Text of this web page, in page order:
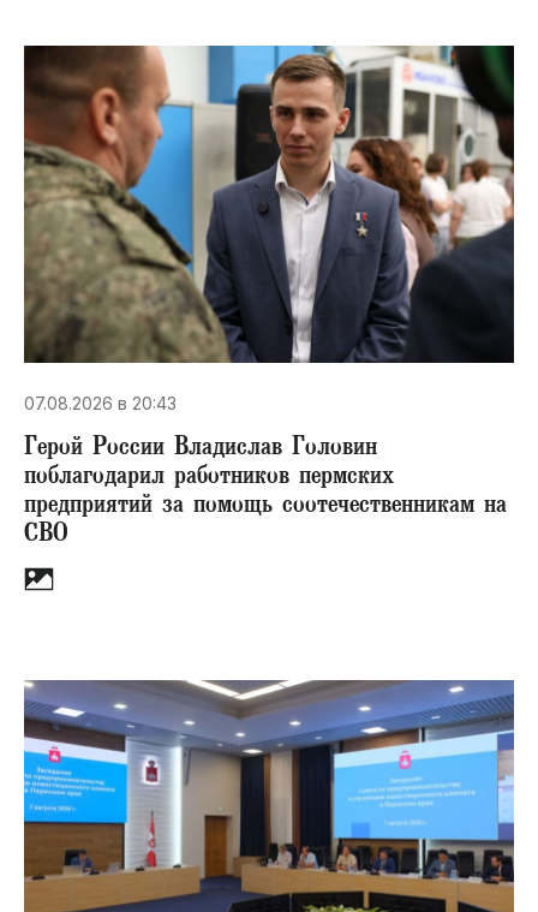
07.08.2026 в 20:43
Герой России Владислав Головин
поблагодарил работников пермских
предприятий за помощь соотечественникам на
СВО